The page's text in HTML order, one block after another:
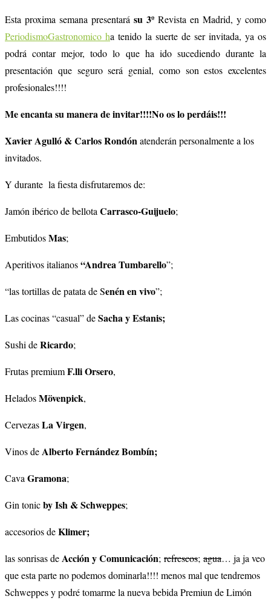
Esta proxima semana presentará su 3º Revista en Madrid, y como
PeriodismoGastronomico ha tenido la suerte de ser invitada, ya os
podrá contar mejor, todo lo que ha ido sucediendo durante la
presentación que seguro será genial, como son estos excelentes
profesionales!!!!
Me encanta su manera de invitar!!!!No os lo perdáis!!!
Xavier Agulló & Carlos Rondónatenderán personalmente a los
invitados.
Y durante la fiesta disfrutaremos de:
Jamón ibérico de bellota Carrasco-Guijuelo;
EmbutidosMas;
Aperitivos italianos“Andrea Tumbarello”;
“las tortillas de patata de Senén en vivo”;
Las cocinas “casual” deSacha y Estanis;
Sushi deRicardo;
Frutas premiumF.lli Orsero,
HeladosMövenpick,
CervezasLa Virgen,
Vinos deAlberto Fernández Bombín;
Cava Gramona;
Gin tonicby Ish & Schweppes;
accesorios deKlimer;
las sonrisas deAcción y Comunicación; refrescos; agua… ja ja veo
que esta parte no podemos dominarla!!!! menos mal que tendremos
Schweppes y podré tomarme la nueva bebida Premiun de Limón